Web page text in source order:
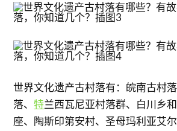
世界文化遗产古村落有：皖南古村
落、特兰西瓦尼亚村落群、白川乡
座、陶斯印第安村、圣母玛利亚艾尔